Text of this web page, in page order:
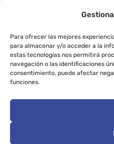
Para ofrecer las mejores
para almacenar y/o acceder a la
estas tecnologías nos permitirá
navegación o las identificaciones
consentimiento, puede afectar
funciones.